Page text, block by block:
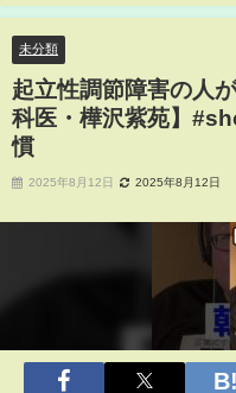
紫苑】#shorts #起立性調節障害 #朝習
未分類
起立性調節障害の人
科医・樺沢紫苑】
慣
2025年8月12日 2025年8月12日